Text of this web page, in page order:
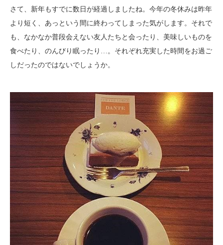
さて、新年もすでに数日が経過しましたね。今年の冬休みは昨年
より短く、あっという間に終わってしまった気がします。それで
も、なかなか普段会えない友人たちと会ったり、美味しいものを
食べたり、のんびり眠ったり…。それぞれ充実した時間をお過ご
しだったのではないでしょうか。